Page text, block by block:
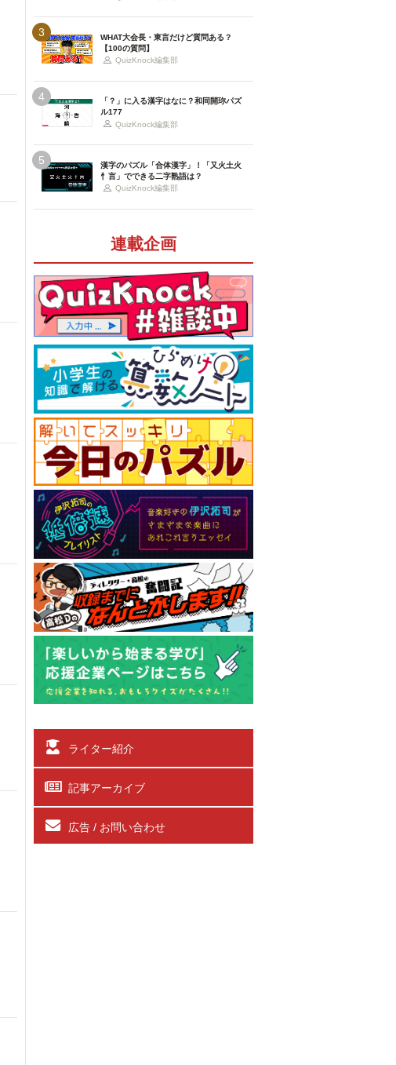
3
WHAT大会長・東言だけど質問ある？
【100の質問】
QuizKnock編集部
4
「？」に入る漢字はなに？和同開珎パズ
ル177
QuizKnock編集部
5
漢字のパズル「合体漢字」！「又火土火
忄言」でできる二字熟語は？
QuizKnock編集部
連載企画
ライター紹介
記事アーカイブ
広告 / お問い合わせ